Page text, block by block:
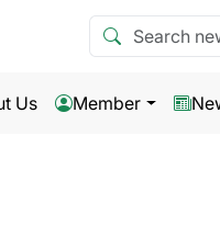
Search news
Us Member